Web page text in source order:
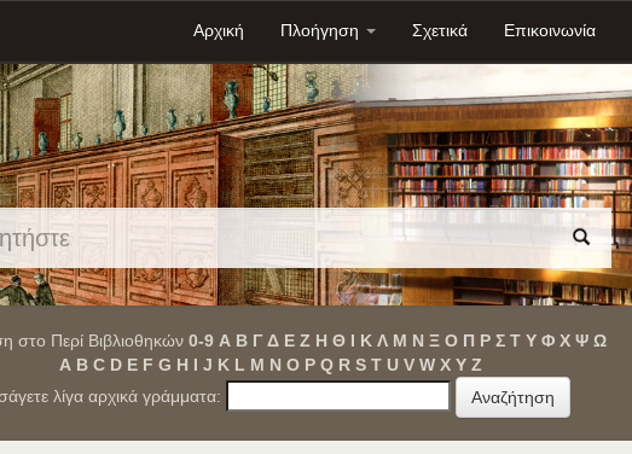
Αρχική Πλοήγηση Σχετικά Επικοινωνία
στο Περί Βιβλιοθηκών 0-9 Α Β Γ Δ Ε Ζ Η Θ Ι Κ Λ Μ Ν Ξ Ο Π Ρ Σ Τ Υ Φ Χ Ψ Ω
A B C D E F G H I J K L M N O P Q R S T U V W X Y Z
λίγα αρχικά γράμματα: